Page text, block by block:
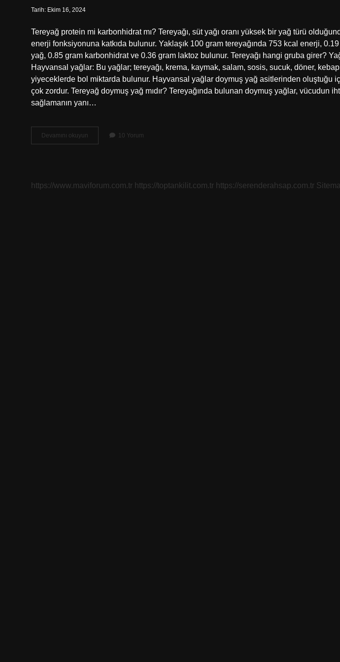
Tarih: Ekim 16, 2024
Tereyağ protein mi karbonhidrat mı? Tereyağı, süt yağı oranı yüksek bir yağ türü
enerji fonksiyonuna katkıda bulunur. Yaklaşık 100 gram tereyağında 753 kcal enerji,
yağ, 0.85 gram karbonhidrat ve 0.36 gram laktoz bulunur. Tereyağı hangi gruba girer?
Hayvansal yağlar: Bu yağlar; tereyağı, krema, kaymak, salam, sosis, sucuk, döner,
yiyeceklerde bol miktarda bulunur. Hayvansal yağlar doymuş yağ asitlerinden oluştuğu
çok zordur. Tereyağ doymuş yağ mıdır? Tereyağında bulunan doymuş yağlar, vücudun
sağlamanın yanı…
Devamını okuyun
Hangi
10 Yorum
https://www.maviforum.com.tr https://toptankilit.com.tr https://serenderahsap.com.tr